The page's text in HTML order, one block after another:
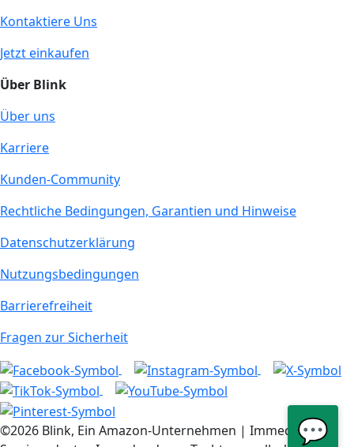
Kontaktiere Uns
Jetzt einkaufen
Über Blink
Über uns
Karriere
Kunden-Community
Rechtliche Bedingungen, Garantien und Hinweise
Datenschutzerklärung
Nutzungsbedingungen
Barrierefreiheit
Fragen zur Sicherheit
©2026 Blink, Ein Amazon-Unternehmen | Immedia💬